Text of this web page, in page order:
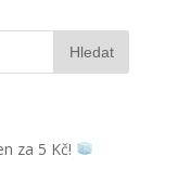
za 5 Kč!